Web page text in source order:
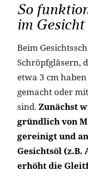
So
im Gesicht
Beim
Schröpfgläsern,
etwa 3 cm
gemacht oder
sind. Zunächst
gründlich von
gereinigt und
Gesichtsöl (z.B.
erhöht die